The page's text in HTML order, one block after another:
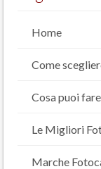
Home
Come
Cosa puoi
Le Migliori
Marche